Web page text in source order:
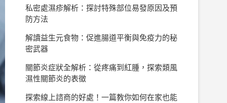
私密處濕疹解析：探討特殊部位易發原因及預
防方法
解讀益生元食物：促進腸道平衡與免疫力的秘
密武器
關節炎症狀全解析：從疼痛到紅腫，探索類風
濕性關節炎的表徵
探索線上諮商的好處！一篇教你如何在家也能